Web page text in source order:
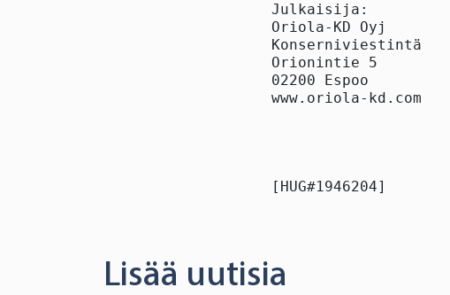
Julkaisija:
Oriola-KD Oyj
Konserniviestintä
Orionintie 5
02200 Espoo
www.oriola-kd.com
[HUG#1946204]
Lisää uutisia